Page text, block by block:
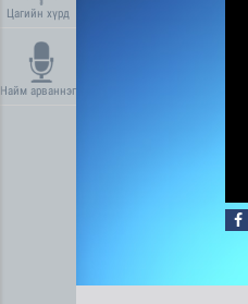
Цагийн хүрд
Найм арваннэг